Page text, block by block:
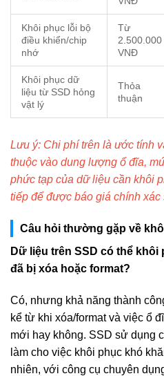
Khôi phục lỗi bộ
điều khiển/chip
nhớ
Từ
2.500.000
VNĐ
Khôi phục dữ
liệu từ SSD hỏng
vật lý
Thỏa
thuận
Lưu ý: Chi phí trên là ước tính
thuộc vào dung lượng ổ đĩa,
phức tạp của dữ liệu cần khôi
tiếp để được báo giá chính xác
Câu hỏi thường gặp về
Dữ liệu trên SSD có thể
đã bị xóa hoặc format?
Có, nhưng khả năng thành
kể từ khi xóa/format và việc ổ
mới hay không. SSD sử dụng
làm cho việc khôi phục khó
nhiên, với công cụ chuyên